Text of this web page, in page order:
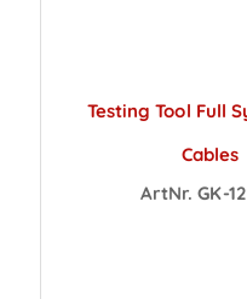
Testing Tool Full
Cables
ArtNr. GK-